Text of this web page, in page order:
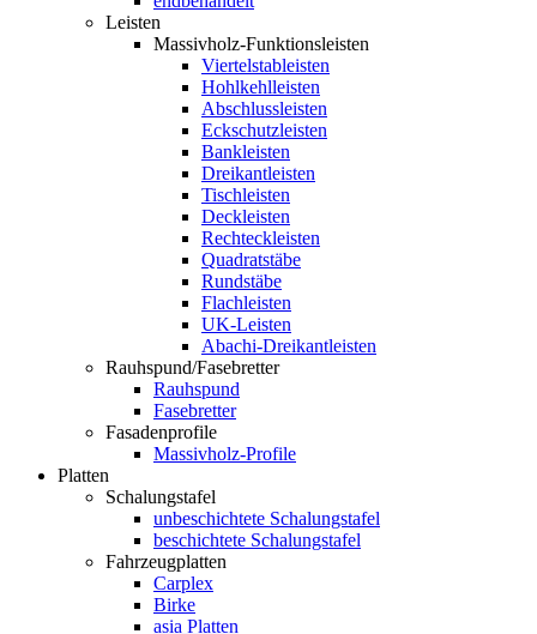
Leisten
Massivholz-Funktionsleisten
Viertelstableisten
Hohlkehlleisten
Abschlussleisten
Eckschutzleisten
Bankleisten
Dreikantleisten
Tischleisten
Deckleisten
Rechteckleisten
Quadratstäbe
Rundstäbe
Flachleisten
UK-Leisten
Abachi-Dreikantleisten
Rauhspund/Fasebretter
Rauhspund
Fasebretter
Fasadenprofile
Massivholz-Profile
Platten
Schalungstafel
unbeschichtete Schalungstafel
beschichtete Schalungstafel
Fahrzeugplatten
Carplex
Birke
asia Platten